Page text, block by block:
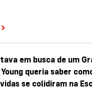
em busca de um
queria saber
se colidiram na